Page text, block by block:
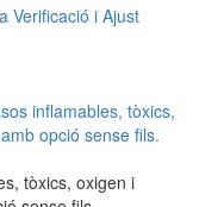
tòxics, oxigen i